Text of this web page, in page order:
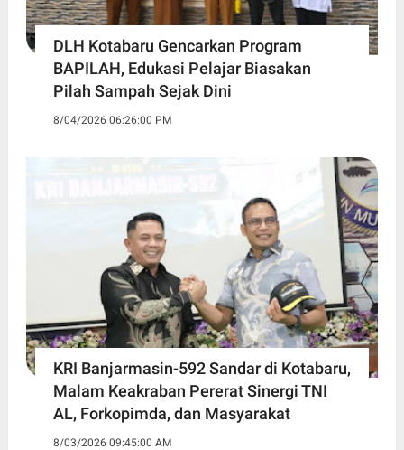
DLH Kotabaru Gencarkan Program
BAPILAH, Edukasi Pelajar Biasakan
Pilah Sampah Sejak Dini
8/04/2026 06:26:00 PM
KRI Banjarmasin-592 Sandar di Kotabaru,
Malam Keakraban Pererat Sinergi TNI
AL, Forkopimda, dan Masyarakat
8/03/2026 09:45:00 AM